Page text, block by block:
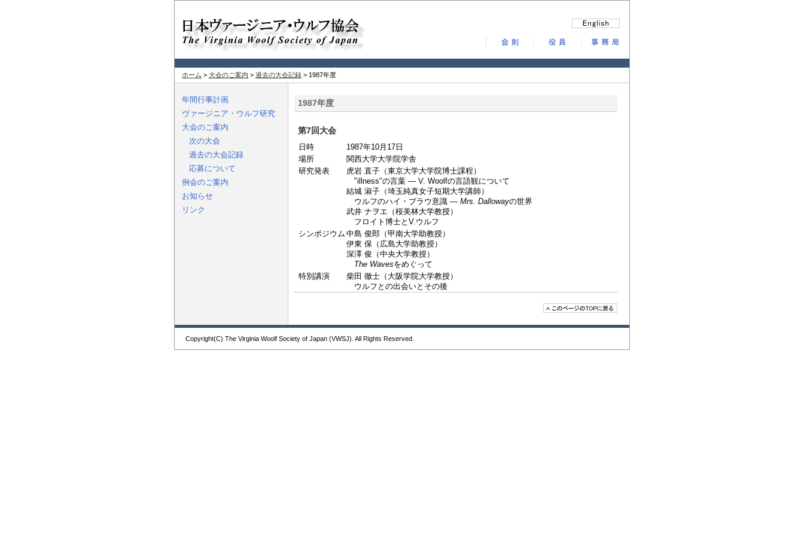
ホーム > 大会のご案内 > 過去の大会記録 > 1987年度
年間行事計画
ヴァージニア・ウルフ研究
大会のご案内
次の大会
過去の大会記録
応募について
例会のご案内
お知らせ
リンク
1987年度
第7回大会
日時
1987年10月17日
場所
関西大学大学院学舎
研究発表
虎岩 直子（東京大学大学院博士課程）
"illness"の言葉 ― V. Woolfの言語観について
結城 淑子（埼玉純真女子短期大学講師）
ウルフのハイ・ブラウ意識 ― Mrs. Dallowayの世界
武井 ナヲエ（桜美林大学教授）
フロイト博士とV.ウルフ
シンポジウム 中島 俊郎（甲南大学助教授）
伊東 保（広島大学助教授）
深澤 俊（中央大学教授）
The Wavesをめぐって
特別講演
柴田 徹士（大阪学院大学教授）
ウルフとの出会いとその後
Copyright(C) The Virginia Woolf Society of Japan (VWSJ). All Rights Reserved.